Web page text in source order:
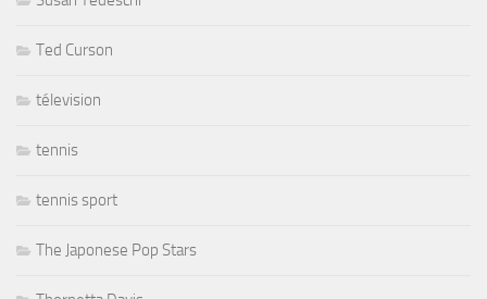
Ted Curson
télevision
tennis
tennis sport
The Japonese Pop Stars